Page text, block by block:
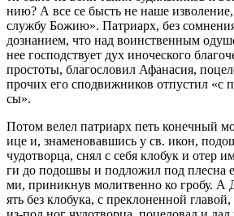
нию? А все се бысть не на­ше
служ­бу Бо­жию». Пат­ри­арх, без
до­зна­ни­ем, что над во­ин­ствен­ным
нее гос­под­ству­ет дух ино­че­ско­го
про­сто­ты, бла­го­сло­вил Афа­на­сия,
про­чих его спо­движ­ни­ков от­пу­стил «с
сы».
По­том ве­лел пат­ри­арх петь ко­неч­ный
и­це и, зна­ме­но­вав­шись у св. икон,
чу­до­твор­ца, снял с се­бя кло­бук и отер
ги до по­дош­вы и под­ло­жил под плес­на
ми, при­ник­нув мо­лит­вен­но ко гро­бу. А
ять без кло­бу­ка, с пре­кло­нен­ной